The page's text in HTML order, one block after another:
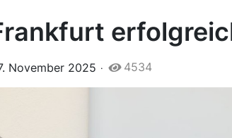
November 2025 4534